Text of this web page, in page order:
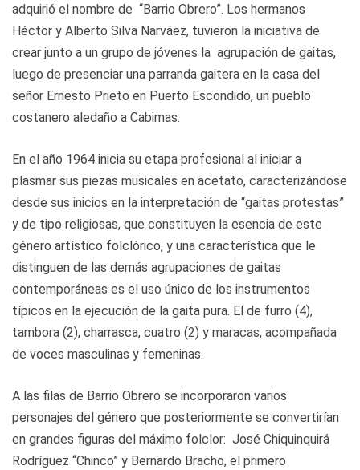
adquirió el nombre de “Barrio Obrero”. Los hermanos
Héctor y Alberto Silva Narváez, tuvieron la iniciativa de
crear junto a un grupo de jóvenes la agrupación de gaitas,
luego de presenciar una parranda gaitera en la casa del
señor Ernesto Prieto en Puerto Escondido, un pueblo
costanero aledaño a Cabimas.
En el año 1964 inicia su etapa profesional al iniciar a
plasmar sus piezas musicales en acetato, caracterizándose
desde sus inicios en la interpretación de “gaitas protestas”
y de tipo religiosas, que constituyen la esencia de este
género artístico folclórico, y una característica que le
distinguen de las demás agrupaciones de gaitas
contemporáneas es el uso único de los instrumentos
típicos en la ejecución de la gaita pura. El de furro (4),
tambora (2), charrasca, cuatro (2) y maracas, acompañada
de voces masculinas y femeninas.
A las filas de Barrio Obrero se incorporaron varios
personajes del género que posteriormente se convertirían
en grandes figuras del máximo folclor: José Chiquinquirá
Rodríguez “Chinco” y Bernardo Bracho, el primero